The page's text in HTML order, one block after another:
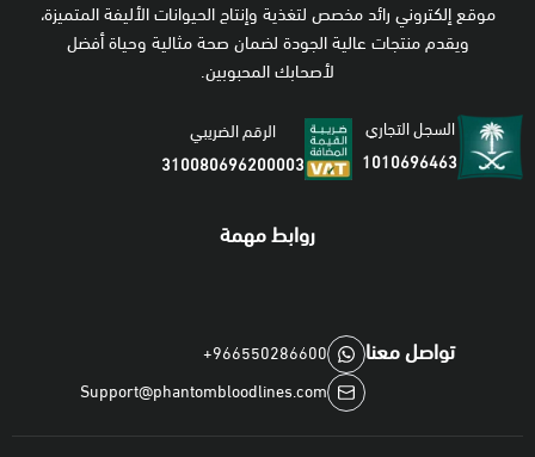
موقع إلكتروني رائد مخصص لتغذية وإنتاج الحيوانات الأليفة المتميزة،
ويقدم منتجات عالية الجودة لضمان صحة مثالية وحياة أفضل
لأصحابك المحبوبين.
السجل التجاري
1010696463
الرقم الضريبي
310080696200003
روابط مهمة
تواصل معنا
+966550286600
Support@phantombloodlines.com